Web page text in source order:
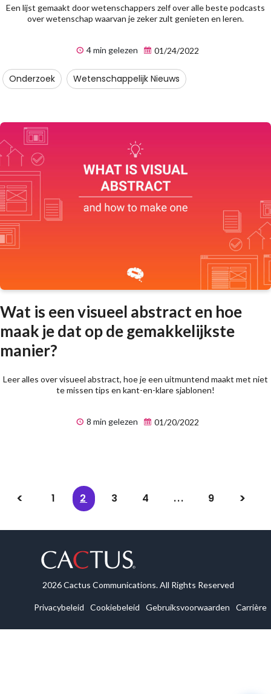
Een lijst gemaakt door wetenschappers zelf over alle beste podcasts
over wetenschap waarvan je zeker zult genieten en leren.
4 min gelezen 01/24/2022
Onderzoek Wetenschappelijk Nieuws
Wat is een visueel abstract en hoe
maak je dat op de gemakkelijkste
manier?
Leer alles over visueel abstract, hoe je een uitmuntend maakt met niet
te missen tips en kant-en-klare sjablonen!
8 min gelezen 01/20/2022
1 2 3 4 ... 9
2026 Cactus Communications. All Rights Reserved
Privacybeleid Cookiebeleid Gebruiksvoorwaarden Carrière